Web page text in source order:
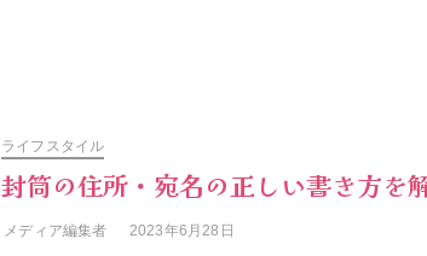
ライフスタイル
封筒の住所・宛名の正しい書き方を
メディア編集者 2023年6月28日